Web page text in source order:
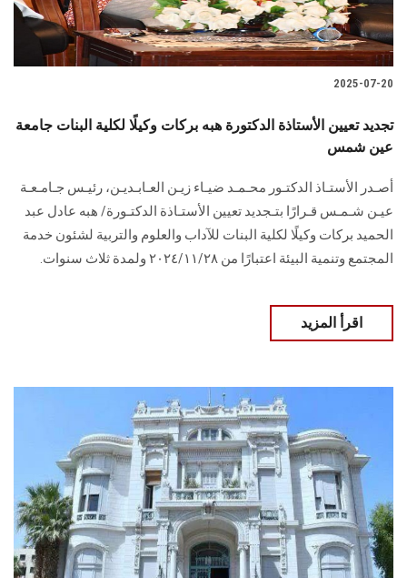
2025-07-20
تجديد تعيين الأستاذة الدكتورة هبه بركات وكيلًا لكلية البنات جامعة
عين شمس
أصـدر الأستـاذ الدكتـور محـمـد ضيـاء زيـن العـابـديـن، رئيـس جـامـعـة
عيـن شـمـس قـرارًا بتـجديد تعيين الأستـاذة الدكتـورة/ هبه عادل عبد
الحميد بركات وكيلًا لكلية البنات للآداب والعلوم والتربية لشئون خدمة
المجتمع وتنمية البيئة اعتبارًا من ٢٠٢٤/١١/٢٨ ولمدة ثلاث سنوات.
اقرأ المزيد